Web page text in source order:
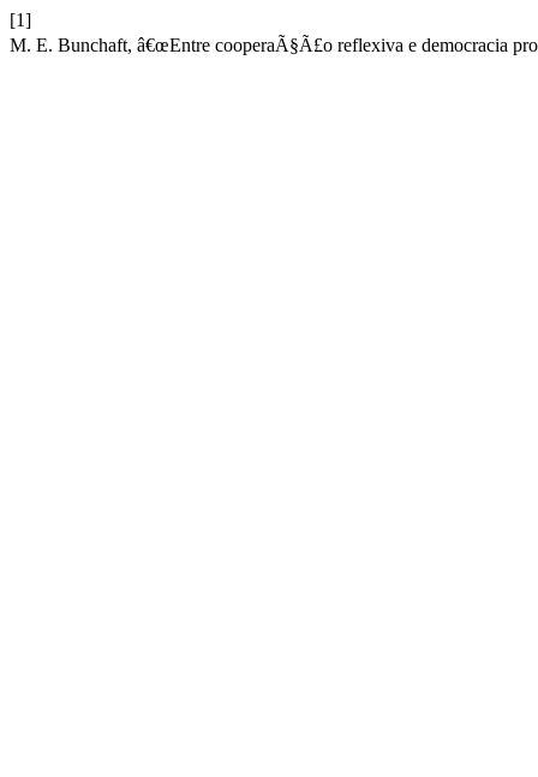
[1]
M. E. Bunchaft, â€œEntre cooperaÃ§Ã£o reflexiva e democracia